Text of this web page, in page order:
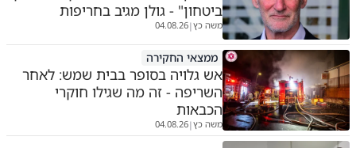
ביטחון" - גולן מגיב בחריפות
משה כץ|
04.08.26
ממצאי החקירה
אש גלויה בסופר בבית שמש: לאחר
השריפה - זה מה שגילו חוקרי
הכבאות
משה כץ|
04.08.26